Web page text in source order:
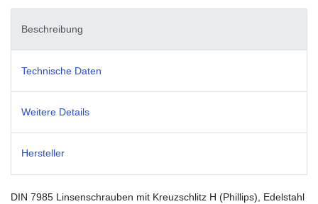
Beschreibung
Technische Daten
Weitere Details
Hersteller
DIN 7985 Linsenschrauben mit Kreuzschlitz H (Phillips), Edelstahl